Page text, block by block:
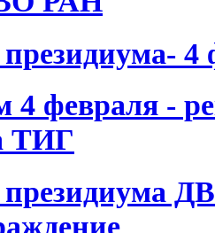
президиума- 4
4 февраля -
ТИГ
президиума